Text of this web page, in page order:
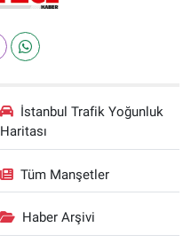
İstanbul Trafik Yoğunluk
Haritası
Tüm Manşetler
Haber Arşivi